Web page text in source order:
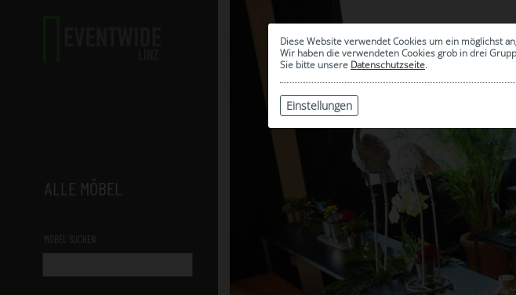
Diese Website verwendet Cookies um ein möglichst
Wir haben die verwendeten Cookies grob in drei
Sie bitte unsere Datenschutzseite.
Einstellungen
ALLE MÖBEL
MÖBEL SUCHEN